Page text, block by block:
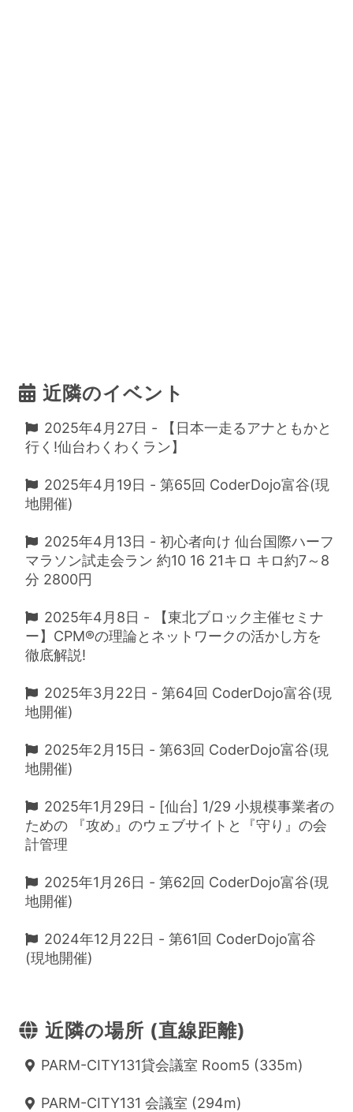
近隣のイベント
2025年4月27日 - 【日本一走るアナともかと
行く!仙台わくわくラン】
2025年4月19日 - 第65回 CoderDojo富谷(現
地開催)
2025年4月13日 - 初心者向け 仙台国際ハーフ
マラソン試走会ラン 約10 16 21キロ キロ約7～8
分 2800円
2025年4月8日 - 【東北ブロック主催セミナ
ー】CPM®の理論とネットワークの活かし方を
徹底解説!
2025年3月22日 - 第64回 CoderDojo富谷(現
地開催)
2025年2月15日 - 第63回 CoderDojo富谷(現
地開催)
2025年1月29日 - [仙台] 1/29 小規模事業者の
ための 『攻め』のウェブサイトと『守り』の会
計管理
2025年1月26日 - 第62回 CoderDojo富谷(現
地開催)
2024年12月22日 - 第61回 CoderDojo富谷
(現地開催)
近隣の場所 (直線距離)
PARM-CITY131貸会議室 Room5 (335m)
PARM-CITY131 会議室 (294m)